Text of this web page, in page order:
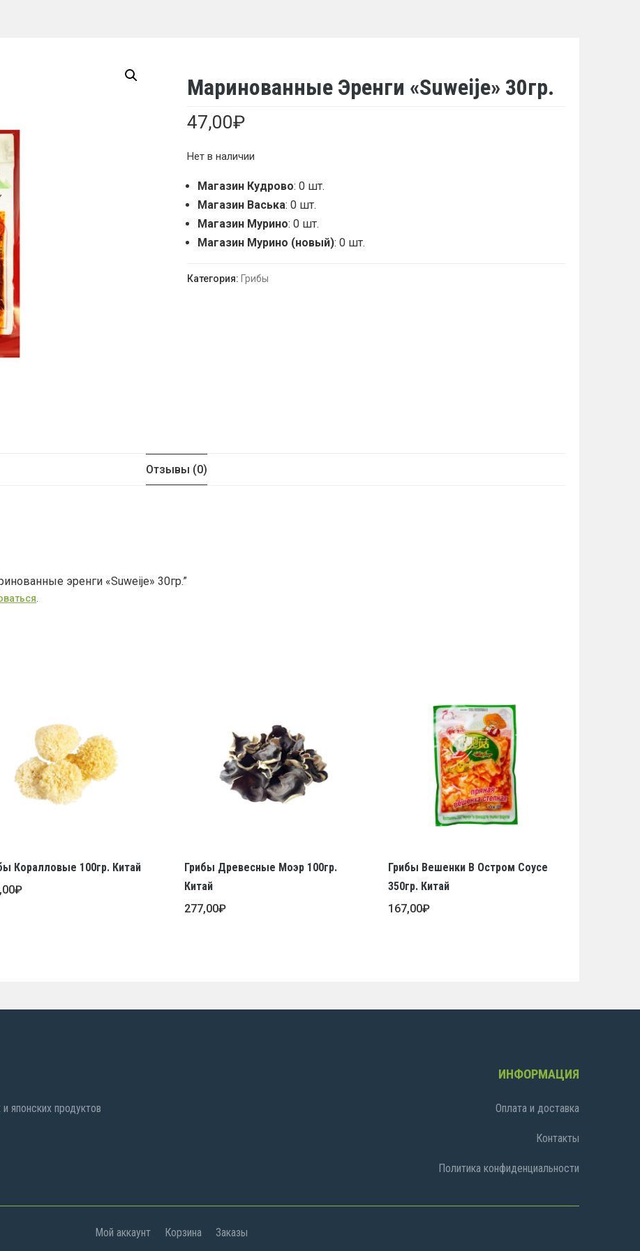
Маринованные Эренги «Suweije» 30гр.
47,00₽
Нет в наличии
Магазин Кудрово: 0 шт.
Магазин Васька: 0 шт.
Магазин Мурино: 0 шт.
Магазин Мурино (новый): 0 шт.
Категория: Грибы
Отзывы (0)
эренги «Suweije» 30гр.”
Коралловые 100гр. Китай
₽
Грибы Древесные Моэр 100гр.
Китай
277,00₽
Грибы Вешенки В Остром Соусе
350гр. Китай
167,00₽
японских продуктов
ИНФОРМАЦИЯ
Оплата и доставка
Контакты
Политика конфиденциальности
Мой аккаунт Корзина Заказы